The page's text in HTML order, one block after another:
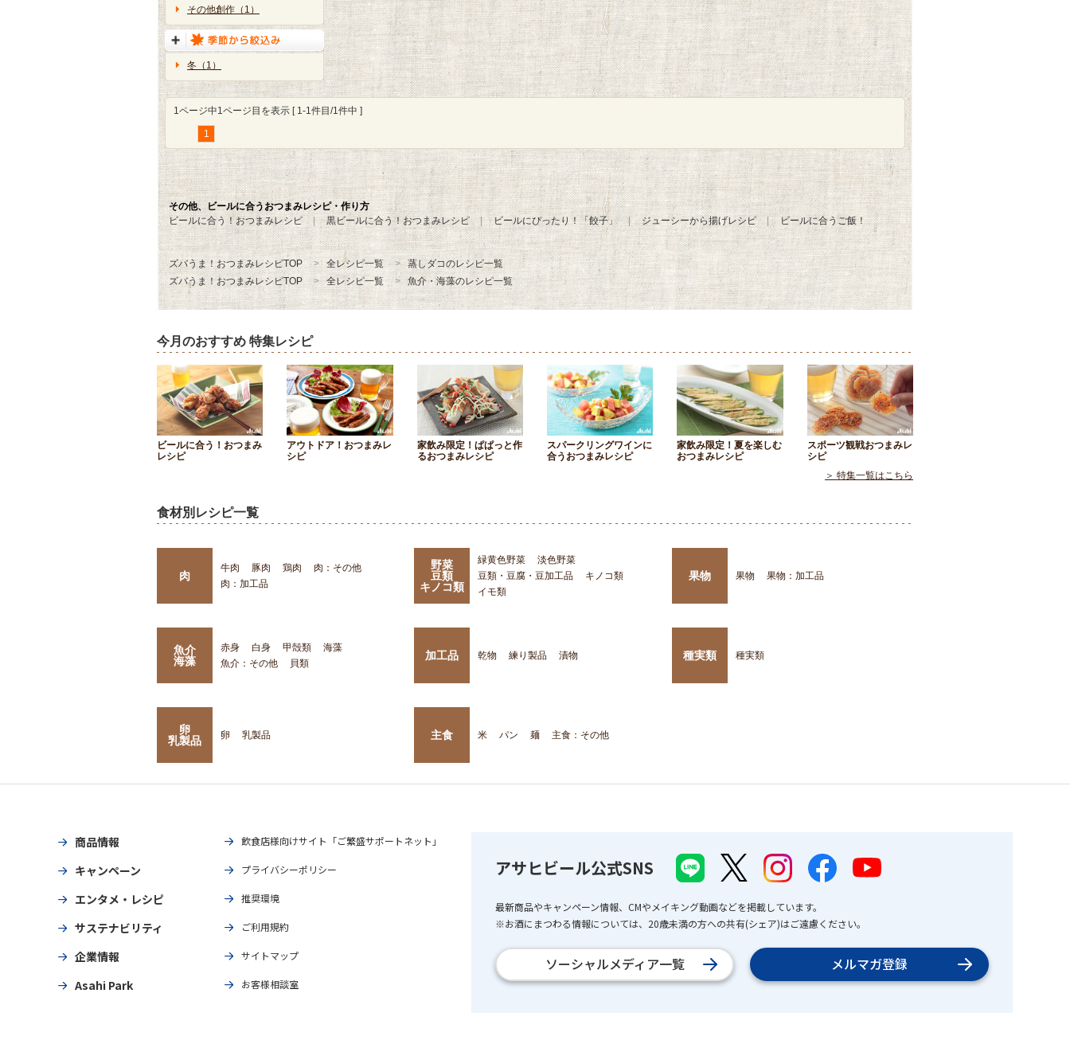
その他創作（1）
冬（1）
1ページ中1ページ目を表示 [ 1-1件目/1件中 ]
1
その他、ビールに合うおつまみレシピ・作り方
ビールに合う！おつまみレシピ
黒ビールに合う！おつまみレシピ ビールにぴったり！「餃子」 ジューシーから揚げレシピ ビールに合うご飯！
ズバうま！おつまみレシピTOP 全レシピ一覧
蒸しダコのレシピ一覧
ズバうま！おつまみレシピTOP
全レシピ一覧 魚介・海藻のレシピ一覧
今月のおすすめ 特集レシピ
ビールに合う！おつまみ
レシピ
アウトドア！おつまみレ
シピ
家飲み限定！ぱぱっと作
るおつまみレシピ
スパークリングワインに
合うおつまみレシピ
家飲み限定！夏を楽しむ
おつまみレシピ
スポーツ観戦おつまみレ
シピ
＞ 特集一覧はこちら
食材別レシピ一覧
肉
牛肉 豚肉 鶏肉
肉：その他
肉：加工品
野菜
豆類
キノコ類
緑黄色野菜
淡色野菜
豆類・豆腐・豆加工品
キノコ類
イモ類
果物 果物 果物：加工品
魚介
海藻
赤身 白身 甲殻類
海藻
魚介：その他
貝類
加工品 乾物 練り製品 漬物 種実類 種実類
卵
乳製品
卵 乳製品 主食 米 パン 麺 主食：その他
商品情報
キャンペーン
エンタメ・レシピ
サステナビリティ
企業情報
Asahi Park
飲食店様向けサイト「ご繁盛サポートネット」
プライバシーポリシー
推奨環境
ご利用規約
サイトマップ
お客様相談室
アサヒビール公式SNS
最新商品やキャンペーン情報、CMやメイキング動画などを掲載しています。
※お酒にまつわる情報については、20歳未満の方への共有(シェア)はご遠慮ください。
ソーシャルメディア一覧 メルマガ登録